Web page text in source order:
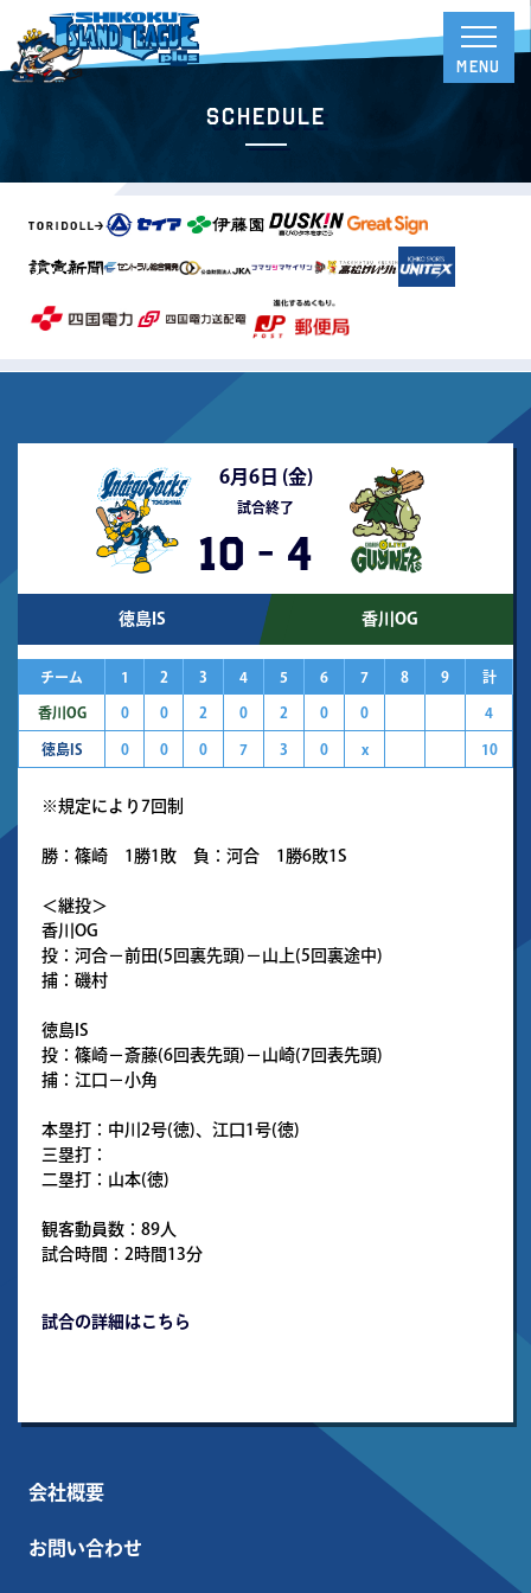
Schedule
6月6日 (金)
試合終了
10 - 4
徳島IS 香川OG
チーム 1 2 3 4 5 6 7 8 9 計
香川OG 0 0 2 0 2 0 0 4
徳島IS 0 0 0 7 3 0 x 10
※規定により7回制
勝：篠崎 1勝1敗 負：河合 1勝6敗1S
＜継投＞
香川OG
投：河合－前田(5回裏先頭)－山上(5回裏途中)
捕：磯村
徳島IS
投：篠崎－斎藤(6回表先頭)－山崎(7回表先頭)
捕：江口－小角
本塁打：中川2号(徳)、江口1号(徳)
三塁打：
二塁打：山本(徳)
観客動員数：89人
試合時間：2時間13分
試合の詳細はこちら
会社概要
お問い合わせ